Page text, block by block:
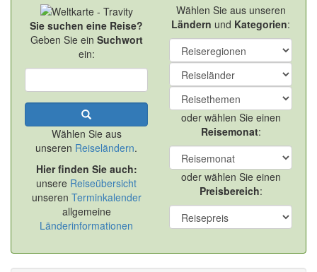
Sie suchen eine Reise?
Geben Sie ein Suchwort
ein:
Wählen Sie aus
unseren Reiseländern.
Hier finden Sie auch:
unsere Reiseübersicht
unseren Terminkalender
allgemeine
Länderinformationen
Wählen Sie aus unseren
Ländern und Kategorien:
oder wählen Sie einen
Reisemonat:
oder wählen Sie einen
Preisbereich: